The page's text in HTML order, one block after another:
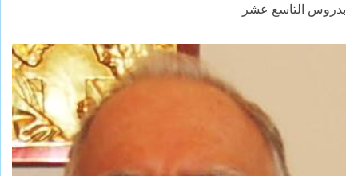
بدروس التاسع عشر